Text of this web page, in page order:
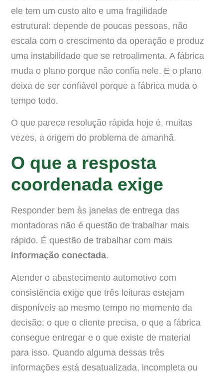
ele tem um custo alto e uma fragilidade
estrutural: depende de poucas pessoas, não
escala com o crescimento da operação e produz
uma instabilidade que se retroalimenta. A fábrica
muda o plano porque não confia nele. E o plano
deixa de ser confiável porque a fábrica muda o
tempo todo.
O que parece resolução rápida hoje é, muitas
vezes, a origem do problema de amanhã.
O que a resposta
coordenada exige
Responder bem às janelas de entrega das
montadoras não é questão de trabalhar mais
rápido. É questão de trabalhar com mais
informação conectada.
Atender o abastecimento automotivo com
consistência exige que três leituras estejam
disponíveis ao mesmo tempo no momento da
decisão: o que o cliente precisa, o que a fábrica
consegue entregar e o que existe de material
para isso. Quando alguma dessas três
informações está desatualizada, incompleta ou